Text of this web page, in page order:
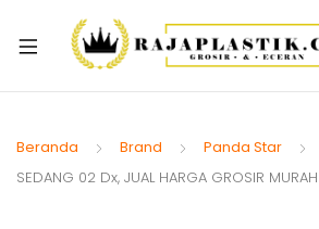
Beranda Brand Panda Star
SEDANG 02 Dx, JUAL HARGA GROSIR MURAH